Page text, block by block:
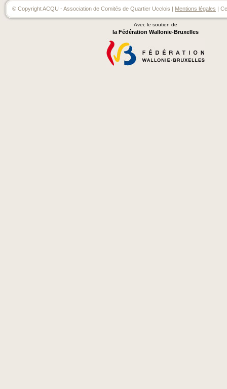
© Copyright ACQU - Association de Comités de Quartier Ucclois | Mentions légales |
Avec le soutien de
la Fédération Wallonie-Bruxelles